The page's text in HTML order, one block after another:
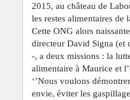
2015, au château de
les restes alimentaires de
Cette ONG alors
directeur David Signa (et
-, a deux missions : la
alimentaire à Maurice et
‘’Nous voulons
envie, éviter les